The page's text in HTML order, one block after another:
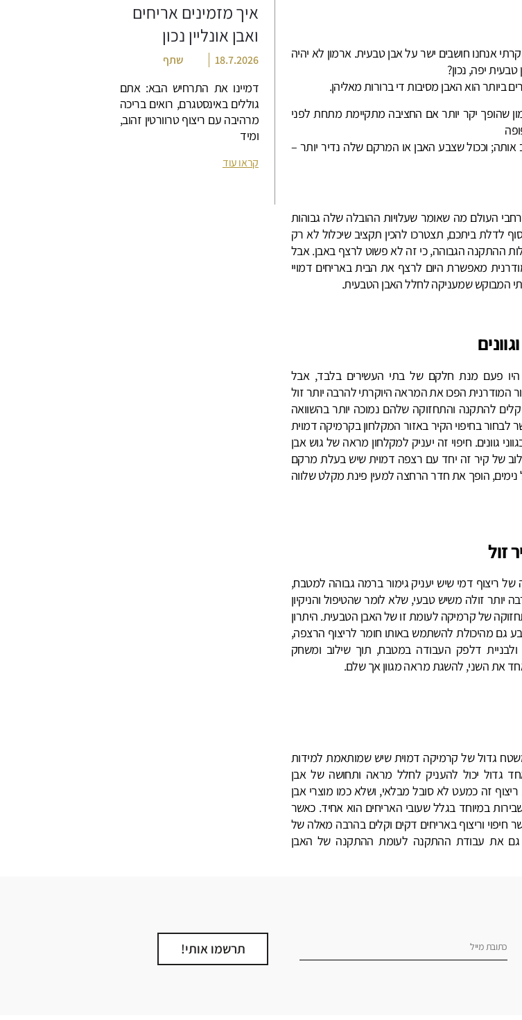
אנחנו חושבים ישר על אבן טבעית. ארמון לא יהיה
יפה, נכון?
ביותר הוא האבן מסיבות די ברורות מאליהן.
שהופך יקר יותר אם החציבה מתקיימת מתחת לפני
אותה; וככול שצבע האבן או המרקם שלה נדיר יותר –
העולם מה שאומר שעלויות ההובלה שלה גבוהות
לדלת ביתכם, תצטרכו להכין תקציב שיכלול לא רק
ההתקנה הגבוהה, כי זה לא פשוט לרצף באבן. אבל
מאפשרת היום לרצף את הבית באריחים דמויי
המבוקש שמעניקה לחלל האבן הטבעית.
היו פעם מנת חלקם של בתי העשירים בלבד, אבל
המודרנית הפכו את המראה היוקרתי להרבה יותר זול
קלים להתקנה והתחזוקה שלהם נמוכה יותר בהשוואה
בחיפוי הקיר באזור המקלחון בקרמיקה דמוית
גוונים. חיפוי זה יעניק למקלחון מראה של גוש אבן
של קיר זה יחד עם רצפה דמוית שיש בעלת מרקם
נימים, הופך את חדר הרחצה למעין פינת מקלט שלווה
זול
ריצוף דמי שיש יעניק גימור ברמה גבוהה למטבח,
זולה משיש טבעי, שלא לומר שהטיפול והניקיון
של קרמיקה לעומת זו של האבן הטבעית. היתרון
גם מהיכולת להשתמש באותו חומר לריצוף הרצפה,
ולבניית דלפק העבודה במטבח, תוך שילוב ומשחק
את השני, להשגת מראה מגוון אך שלם.
גדול של קרמיקה דמוית שיש שמותאמת למידות
גדול יכול להעניק לחלל מראה ותחושה של אבן
זה כמעט לא סובל מבלאי, ושלא כמו מוצרי אבן
במיוחד בגלל שעובי האריחים הוא אחיד. כאשר
חיפוי וריצוף באריחים דקים וקלים בהרבה מאלה של
גם את עבודת ההתקנה לעומת ההתקנה של האבן
איך מזמינים אריחים
ואבן אונליין נכון
18.7.2026 שתף
דמיינו את התרחיש הבא: אתם
גוללים באינסטגרם, רואים בריכה
מרהיבה עם ריצוף טרוורטין זהוב,
ומיד
קראו עוד
תרשמו אותי!